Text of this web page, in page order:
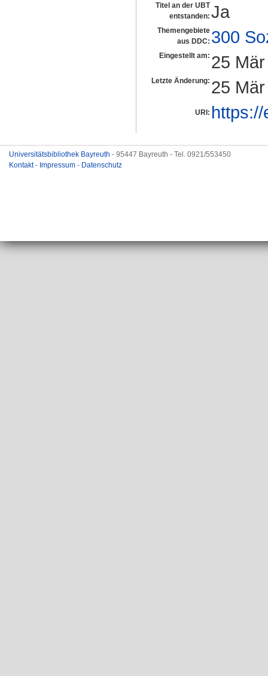
Titel an der UBT
entstanden: Ja
Themengebiete
aus DDC: 300
Eingestellt am: 25
Letzte Änderung: 25
URI:
Universitätsbibliothek Bayreuth - 95447 Bayreuth - Tel. 0921/553450
Kontakt- Impressum - Datenschutz